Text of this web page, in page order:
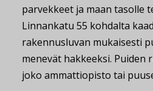
parvekkeet ja maan tasolle
Linnankatu 55 kohdalta
rakennusluvan mukaisesti
menevät hakkeeksi. Puiden
joko ammattiopisto tai